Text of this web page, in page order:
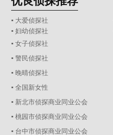
▪ 大爱侦探社
▪ 妇幼侦探社
▪ 女子侦探社
▪ 警民侦探社
▪ 晚晴侦探社
▪ 全国新女性
▪ 新北市侦探商业同业公会
▪ 桃园市侦探商业同业公会
▪ 台中市侦探商业同业公会